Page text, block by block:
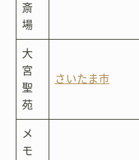
斎
場
大
宮
聖
苑
さいたま市
メ
モ